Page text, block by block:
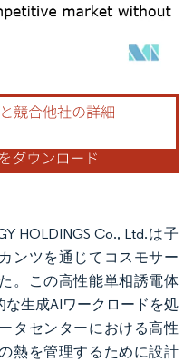
BY 4.0の表示が必要です。
HOLDINGS Co., Ltd.は子
ンツを通じてコスモサー
。この高性能単相誘電体
生成AIワークロードを処
タセンターにおける高性
熱を管理するために設計